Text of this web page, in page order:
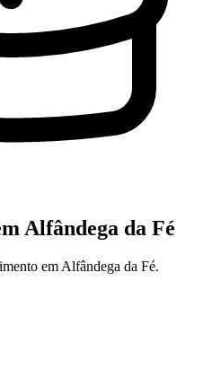
Alfândega da Fé
em Alfândega da Fé.